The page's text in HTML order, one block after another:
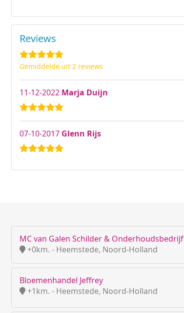
Reviews
Gemiddelde uit 2 reviews
11-12-2022 Marja Duijn
07-10-2017 Glenn Rijs
MC van Galen Schilder & Onderhoudsbedrijf
+0km. - Heemstede, Noord-Holland
Bloemenhandel Jeffrey
+1km. - Heemstede, Noord-Holland